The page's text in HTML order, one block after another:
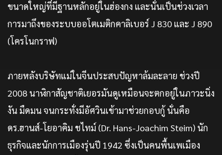
ขนาดใหญ่ที่มีฐานหลักอยู่ในฮ่องกง และนั่นเป็นช่วงเวลา
การมาถึงของระบบออโตเมติกคาลิเบอร์ J 830 และ J 890
(โครโนกราฟ)
ภายหลังบริษัทแม่ในจีนประสบปัญหาล้มละลาย ช่วงปี
2008 นาฬิกาสัญชาติเยอรมันดูเหมือนจะตกอยู่ในภาวะนิ่ง
งัน มืดมน จนกระทั่งมีอัศวินเข้ามาช่วยกอบกู้ นั่นคือ
ดร.ฮานส์-โยอาคิม ชไทม์ (Dr. Hans-Joachim Steim) นัก
ธุรกิจและนักการเมืองรุ่นปี 1942 ซึ่งเป็นคนพื้นเพเมือง